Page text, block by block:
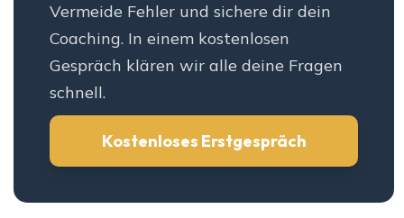
Vermeide Fehler und sichere dir dein
Coaching. In einem kostenlosen
Gespräch klären wir alle deine Fragen
schnell.
Kostenloses Erstgespräch